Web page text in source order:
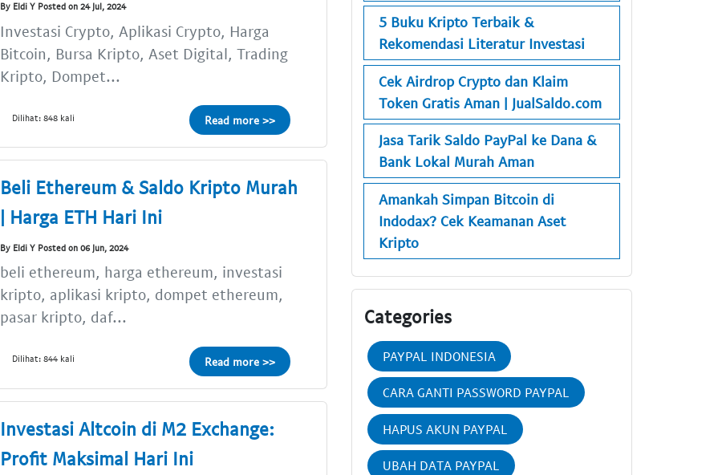
By Eldi Y Posted on 24 Jul, 2024
Investasi Crypto, Aplikasi Crypto, Harga
Bitcoin, Bursa Kripto, Aset Digital, Trading
Kripto, Dompet...
Dilihat: 848 kali Read more >>
Beli Ethereum & Saldo Kripto Murah
| Harga ETH Hari Ini
By Eldi Y Posted on 06 Jun, 2024
beli ethereum, harga ethereum, investasi
kripto, aplikasi kripto, dompet ethereum,
pasar kripto, daf...
Dilihat: 844 kali Read more >>
Investasi Altcoin di M2 Exchange:
Profit Maksimal Hari Ini
5 Buku Kripto Terbaik &
Rekomendasi Literatur Investasi
Cek Airdrop Crypto dan Klaim
Token Gratis Aman | JualSaldo.com
Jasa Tarik Saldo PayPal ke Dana &
Bank Lokal Murah Aman
Amankah Simpan Bitcoin di
Indodax? Cek Keamanan Aset
Kripto
Categories
PAYPAL INDONESIA
CARA GANTI PASSWORD PAYPAL
HAPUS AKUN PAYPAL
UBAH DATA PAYPAL